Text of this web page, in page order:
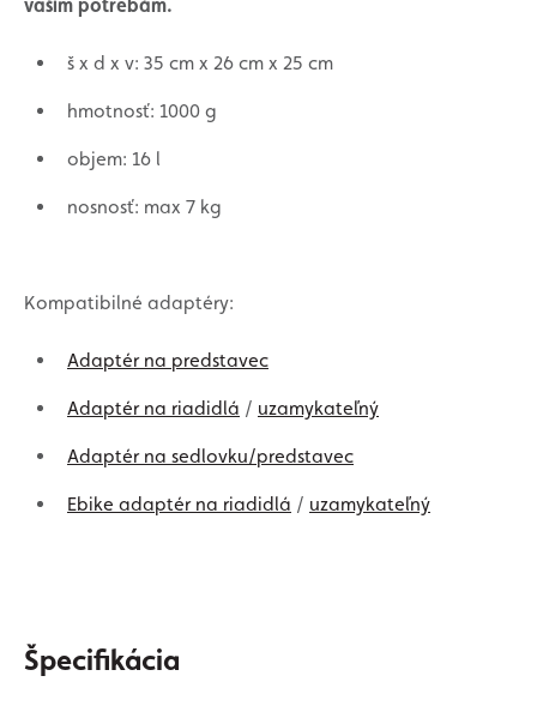
vašim potrebám.
š x d x v: 35 cm x 26 cm x 25 cm
hmotnosť: 1000 g
objem: 16 l
nosnosť: max 7 kg
Kompatibilné adaptéry:
Adaptér na predstavec
Adaptér na riadidlá / uzamykateľný
Adaptér na sedlovku/predstavec
Ebike adaptér na riadidlá / uzamykateľný
Špecifikácia